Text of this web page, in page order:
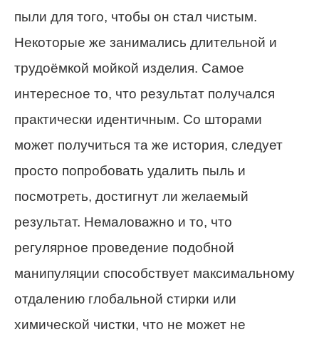
пыли для того, чтобы он стал чистым.
Некоторые же занимались длительной и
трудоёмкой мойкой изделия. Самое
интересное то, что результат получался
практически идентичным. Со шторами
может получиться та же история, следует
просто попробовать удалить пыль и
посмотреть, достигнут ли желаемый
результат. Немаловажно и то, что
регулярное проведение подобной
манипуляции способствует максимальному
отдалению глобальной стирки или
химической чистки, что не может не